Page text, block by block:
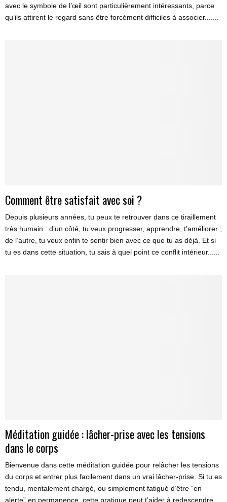
avec le symbole de l’œil sont particulièrement intéressants, parce
qu’ils attirent le regard sans être forcément difficiles à associer.......
Comment être satisfait avec soi ?
Depuis plusieurs années, tu peux te retrouver dans ce tiraillement
très humain : d’un côté, tu veux progresser, apprendre, t’améliorer ;
de l’autre, tu veux enfin te sentir bien avec ce que tu as déjà. Et si
tu es dans cette situation, tu sais à quel point ce conflit intérieur......
Méditation guidée : lâcher-prise avec les tensions
dans le corps
Bienvenue dans cette méditation guidée pour relâcher les tensions
du corps et entrer plus facilement dans un vrai lâcher-prise. Si tu es
tendu, mentalement chargé, ou simplement fatigué d’être “en
alerte” en permanence, cette pratique peut t’aider à redescendre